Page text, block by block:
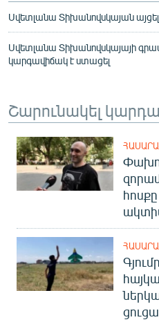
Սվետլանա Տիխանովսկայան
Սվետլանա Տիխանովսկայայի
կարգավիճակ է ստացել
Շարունակել